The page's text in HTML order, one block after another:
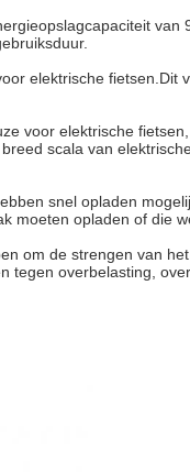
elektrische fietsen.Dit
voor elektrische
scala van
snel opladen
moeten opladen of die
om de strengen van
tegen overbelasting,